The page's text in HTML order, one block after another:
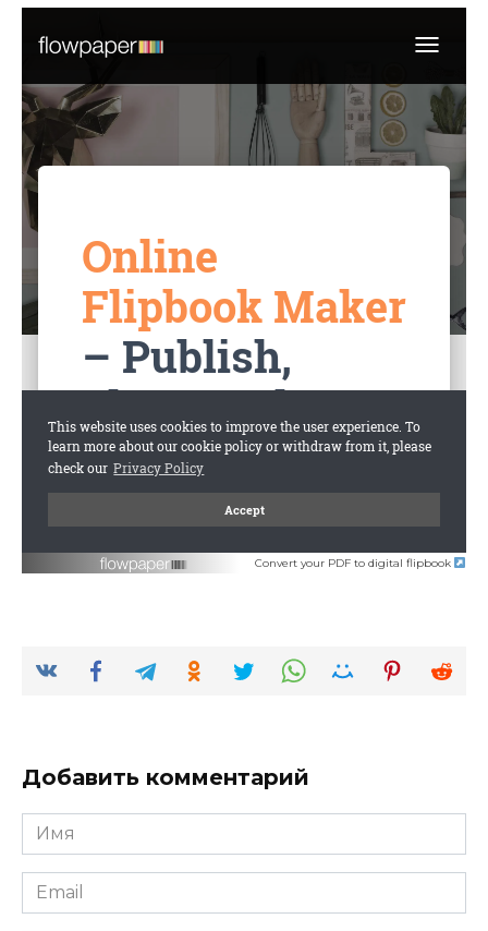
Convert your PDF to digital flipbook
Добавить комментарий
Имя
*
Email
*